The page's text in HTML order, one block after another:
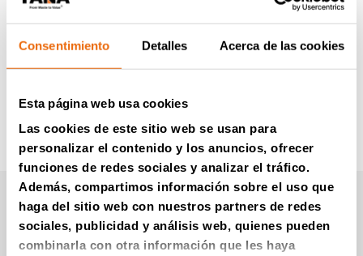
Consentimiento Detalles Acerca de las cookies
Esta página web usa cookies
Las cookies de este sitio web se usan para
personalizar el contenido y los anuncios, ofrecer
funciones de redes sociales y analizar el tráfico.
Además, compartimos información sobre el uso que
haga del sitio web con nuestros partners de redes
sociales, publicidad y análisis web, quienes pueden
combinarla con otra información que les haya
+1 806 771 9944
https://www.humdingerequipment.com/
Boletín informativo de
Tana (en Inglés)